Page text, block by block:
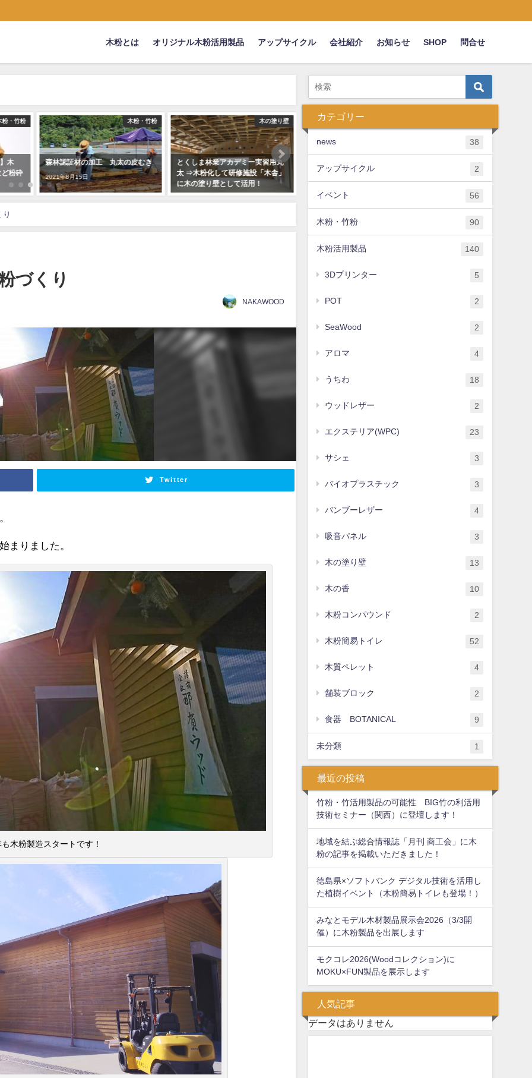
木粉とは オリジナル木粉活用製品 アップサイクル 会社紹介 お知らせ SHOP 問合せ
粉・竹粉
むき
木の塗り壁
とくしま林業アカデミー実習用丸
太 ⇒木粉化して研修施設「木舎」
に木の塗り壁として活用！
木粉簡易トイレ
200918 フォーカス徳島にて木粉
簡易トイレをご紹介頂きました
2020年9月22日
制度の製品に登録されました(うち
わ・ポット)
2020年9月7日
を活用したグッズ販売中！
づくり
NAKAWOOD
Twitter
まりました。
木粉製造スタートです！
カテゴリー
news 38
アップサイクル 2
イベント 56
木粉・竹粉 90
木粉活用製品 140
3Dプリンター 5
POT 2
SeaWood 2
アロマ 4
うちわ 18
ウッドレザー 2
エクステリア(WPC) 23
サシェ 3
バイオプラスチック 3
バンブーレザー 4
吸音パネル 3
木の塗り壁 13
木の香 10
木粉コンパウンド 2
木粉簡易トイレ 52
木質ペレット 4
舗装ブロック 2
食器 BOTANICAL 9
未分類 1
最近の投稿
竹粉・竹活用製品の可能性 BIG竹の利活用
技術セミナー（関西）に登壇します！
地域を結ぶ総合情報誌「月刊 商工会」に木
粉の記事を掲載いただきました！
徳島県×ソフトバンク デジタル技術を活用し
た植樹イベント（木粉簡易トイレも登場！）
みなとモデル木材製品展示会2026（3/3開
催）に木粉製品を出展します
モクコレ2026(Woodコレクション)に
MOKU×FUN製品を展示します
人気記事
データはありません